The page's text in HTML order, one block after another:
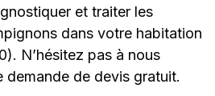
et traiter les
dans votre habitation
N’hésitez pas à nous
demande de devis gratuit.